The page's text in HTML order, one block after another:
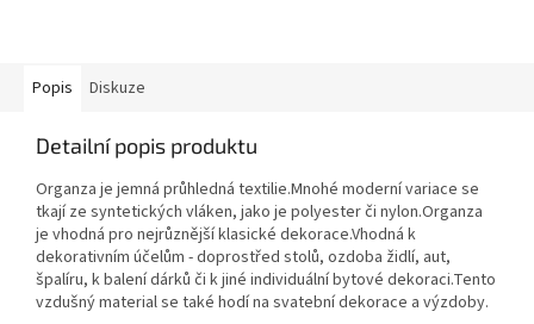
Popis Diskuze
Detailní popis produktu
Organza je jemná průhledná textilie.Mnohé moderní variace se
tkají ze syntetických vláken, jako je polyester či nylon.Organza
je vhodná pro nejrůznější klasické dekorace.Vhodná k
dekorativním účelům - doprostřed stolů, ozdoba židlí, aut,
špalíru, k balení dárků či k jiné individuální bytové dekoraci.Tento
vzdušný material se také hodí na svatební dekorace a výzdoby.